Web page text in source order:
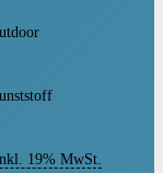
19% MwSt.